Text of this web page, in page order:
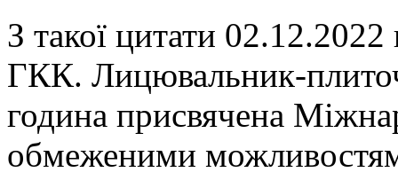
З такої цитати
ГКК. Лицювальник-
година присвячена
обмеженими